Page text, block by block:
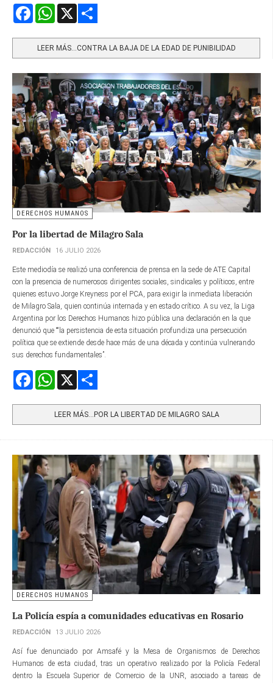
FacebookWhatsApp
LEER MÁS…CONTRA LA BAJA DE LA EDAD DE PUNIBILIDAD
DERECHOS HUMANOS
Por la libertad de Milagro Sala
REDACCIÓN 16 JULIO 2026
Este mediodía se realizó una conferencia de prensa en la sede de ATE Capital
con la presencia de numerosos dirigentes sociales, sindicales y políticos, entre
quienes estuvo Jorge Kreyness por el PCA, para exigir la inmediata liberación
de Milagro Sala, quien continúa internada y en estado crítico. A su vez, la Liga
Argentina por los Derechos Humanos hizo pública una declaración en la que
denunció que ““la persistencia de esta situación profundiza una persecución
política que se extiende desde hace más de una década y continúa vulnerando
sus derechos fundamentales”.
FacebookWhatsApp
LEER MÁS…POR LA LIBERTAD DE MILAGRO SALA
DERECHOS HUMANOS
La Policía espía a comunidades educativas en Rosario
REDACCIÓN 13 JULIO 2026
Así fue denunciado por Amsafé y la Mesa de Organismos de Derechos
Humanos de esta ciudad, tras un operativo realizado por la Policía Federal
dentro la Escuela Superior de Comercio de la UNR, asociado a tareas de